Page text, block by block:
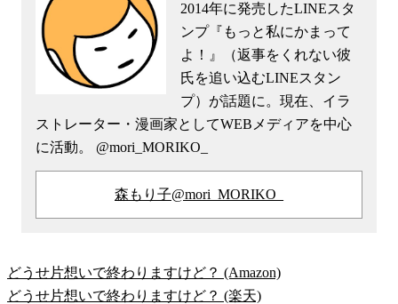
2014年に発売したLINEスタ
ンプ『もっと私にかまって
よ！』（返事をくれない彼
氏を追い込むLINEスタン
プ）が話題に。現在、イラ
ストレーター・漫画家としてWEBメディアを中心
に活動。 @mori_MORIKO_
森もり子@mori_MORIKO_
どうせ片想いで終わりますけど？ (Amazon)
どうせ片想いで終わりますけど？ (楽天)